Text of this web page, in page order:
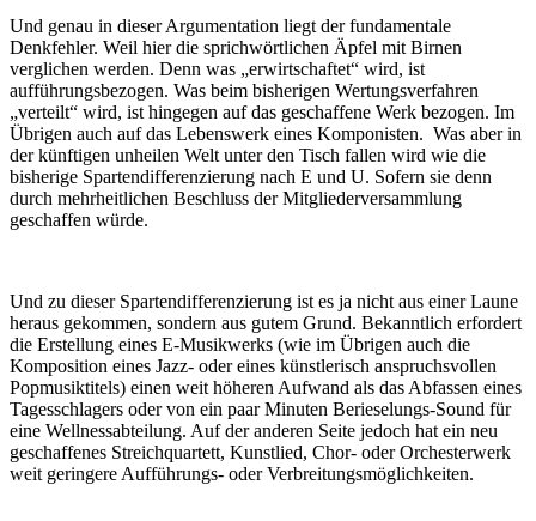
Und genau in dieser Argumentation liegt der fundamentale
Denkfehler. Weil hier die sprichwörtlichen Äpfel mit Birnen
verglichen werden. Denn was „erwirtschaftet“ wird, ist
aufführungsbezogen. Was beim bisherigen Wertungsverfahren
„verteilt“ wird, ist hingegen auf das geschaffene Werk bezogen. Im
Übrigen auch auf das Lebenswerk eines Komponisten. Was aber in
der künftigen unheilen Welt unter den Tisch fallen wird wie die
bisherige Spartendifferenzierung nach E und U. Sofern sie denn
durch mehrheitlichen Beschluss der Mitgliederversammlung
geschaffen würde.
Und zu dieser Spartendifferenzierung ist es ja nicht aus einer Laune
heraus gekommen, sondern aus gutem Grund. Bekanntlich erfordert
die Erstellung eines E-Musikwerks (wie im Übrigen auch die
Komposition eines Jazz- oder eines künstlerisch anspruchsvollen
Popmusiktitels) einen weit höheren Aufwand als das Abfassen eines
Tagesschlagers oder von ein paar Minuten Berieselungs-Sound für
eine Wellnessabteilung. Auf der anderen Seite jedoch hat ein neu
geschaffenes Streichquartett, Kunstlied, Chor- oder Orchesterwerk
weit geringere Aufführungs- oder Verbreitungsmöglichkeiten.